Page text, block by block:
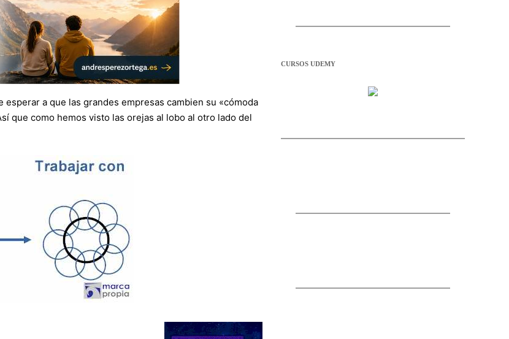
a que las grandes empresas cambien su «cómoda
que como hemos visto las orejas al lobo al otro lado del
CURSOS UDEMY